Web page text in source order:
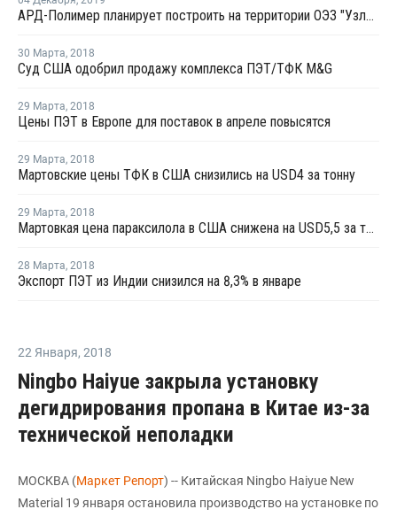
АРД-Полимер планирует построить на территории ОЭЗ "Узловая" производство пленок из ПЭТ
30 Марта, 2018
Суд США одобрил продажу комплекса ПЭТ/ТФК M&G
29 Марта, 2018
Цены ПЭТ в Европе для поставок в апреле повысятся
29 Марта, 2018
Мартовские цены ТФК в США снизились на USD4 за тонну
29 Марта, 2018
Мартовкая цена параксилола в США снижена на USD5,5 за тонну
28 Марта, 2018
Экспорт ПЭТ из Индии снизился на 8,3% в январе
22 Января, 2018
Ningbo Haiyue закрыла установку
дегидрирования пропана в Китае из-за
технической неполадки
МОСКВА (Маркет Репорт) -- Китайская Ningbo Haiyue New
Material 19 января остановила производство на установке по